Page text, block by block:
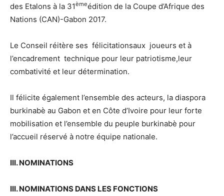
des Etalons à la 31èmeédition de la Coupe d’Afrique des
Nations (CAN)-Gabon 2017.
Le Conseil réitère ses félicitationsaux joueurs et à
l’encadrement technique pour leur patriotisme,leur
combativité et leur détermination.
Il félicite également l’ensemble des acteurs, la diaspora
burkinabè au Gabon et en Côte d’Ivoire pour leur forte
mobilisation et l’ensemble du peuple burkinabè pour
l’accueil réservé à notre équipe nationale.
III. NOMINATIONS
III. NOMINATIONS DANS LES FONCTIONS